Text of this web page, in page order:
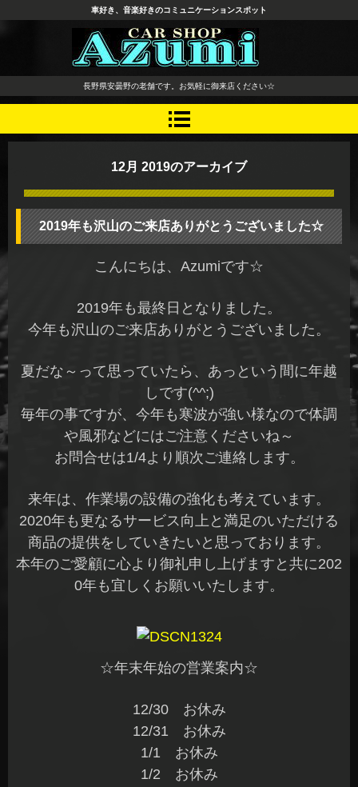
長野県 安曇野市 タイヤ ホ
イール デッドニング カーオ
ーディオ レカロシート
車好き、音楽好きのコミュニケーションスポット
長野県安曇野の老舗です。お気軽に御来店ください☆
12月 2019のアーカイブ
2019年も沢山のご来店ありがとうございました☆
こんにちは、Azumiです☆
2019年も最終日となりました。
今年も沢山のご来店ありがとうございました。
夏だな～って思っていたら、あっという間に年越
しです(^^;)
毎年の事ですが、今年も寒波が強い様なので体調
や風邪などにはご注意くださいね～
お問合せは1/4より順次ご連絡します。
来年は、作業場の設備の強化も考えています。
2020年も更なるサービス向上と満足のいただける
商品の提供をしていきたいと思っております。
本年のご愛顧に心より御礼申し上げますと共に202
0年も宜しくお願いいたします。
☆年末年始の営業案内☆
12/30 お休み
12/31 お休み
1/1 お休み
1/2 お休み